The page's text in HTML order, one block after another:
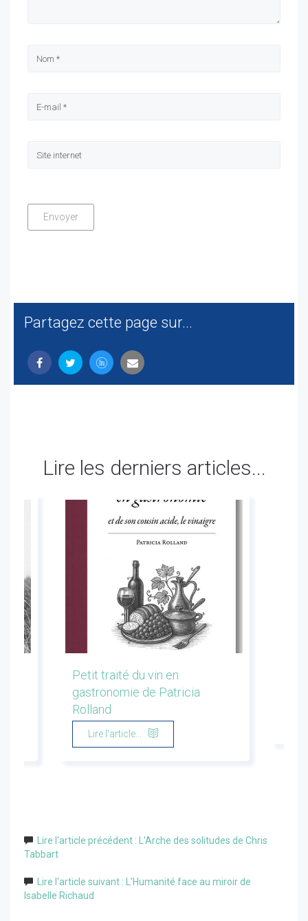
Partagez cette page sur...
Lire les derniers articles...
Petit traité du vin en
gastronomie de Patricia
Rolland
Lire l'article...
Lire l'article précédent : L'Arche des solitudes de Chris
Tabbart
Lire l'article suivant : L'Humanité face au miroir de
Isabelle Richaud